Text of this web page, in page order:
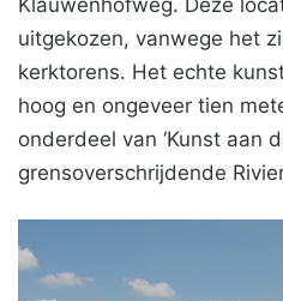
Klauwenhofweg. Deze
uitgekozen, vanwege het
kerktorens. Het echte
hoog en ongeveer tien
onderdeel van ‘Kunst aan
grensoverschrijdende